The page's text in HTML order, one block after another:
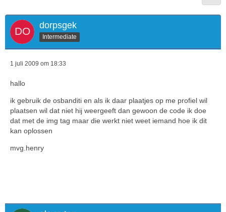
dorpsgek
Intermediate
1 juli 2009 om 18:33
hallo
ik gebruik de osbanditi en als ik daar plaatjes op me profiel wil
plaatsen wil dat niet hij weergeeft dan gewoon de code ik doe
dat met de img tag maar die werkt niet weet iemand hoe ik dit
kan oplossen
mvg.henry